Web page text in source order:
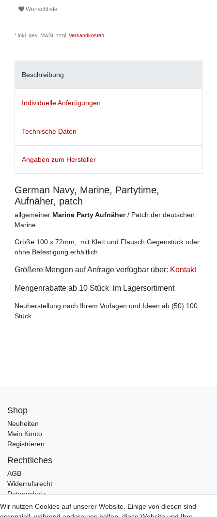
Wunschliste
* inkl. ges. MwSt. zzgl. Versandkosten
Beschreibung
Individuelle Anfertigungen
Technische Daten
Angaben zum Hersteller
German Navy, Marine, Partytime,
Aufnäher, patch
allgemeiner Marine Party Aufnäher/ Patch der deutschen
Marine
Größe 100 x 72mm, mit Klett und Flausch Gegenstück oder
ohne Befestigung erhältlich
Größere Mengen auf Anfrage verfügbar über: Kontakt
Mengenrabatte ab 10 Stück im Lagersortiment
Neuherstellung nach Ihrem Vorlagen und Ideen ab (50) 100
Stück
Shop
Neuheiten
Mein Konto
Registrieren
Rechtliches
AGB
Widerrufsrecht
Datenschutz
Impressum
Wir nutzen Cookies auf unserer Website. Einige von diesen sind